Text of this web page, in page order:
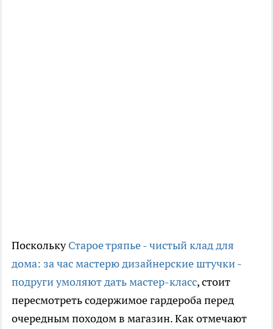
ПосколькуСтарое тряпье - чистый клад для
дома: за час мастерю дизайнерские штучки -
подруги умоляют дать мастер-класс, стоит
пересмотреть содержимое гардероба перед
очередным походом в магазин. Как отмечают